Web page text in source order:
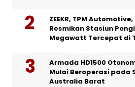
ZEEKR, TPM Automotive,
Resmikan Stasiun
Megawatt Tercepat di
Armada HD1500
Mulai Beroperasi pada
Australia Barat